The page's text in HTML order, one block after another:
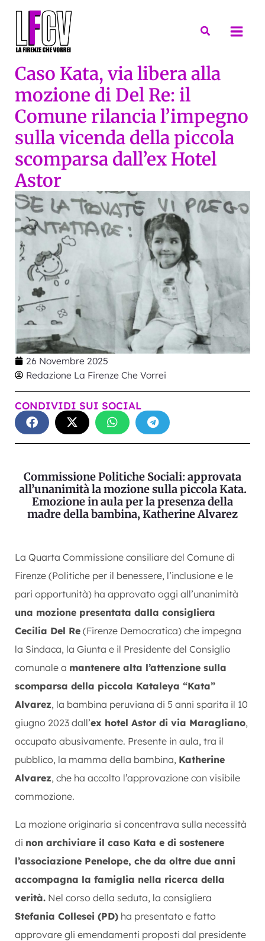
Cerca
Caso Kata, via libera alla
mozione di Del Re: il
Comune rilancia l’impegno
sulla vicenda della piccola
scomparsa dall’ex Hotel
Astor
26 Novembre 2025
Redazione La Firenze Che Vorrei
CONDIVIDI SUI SOCIAL
Commissione Politiche Sociali: approvata
all’unanimità la mozione sulla piccola Kata.
Emozione in aula per la presenza della
madre della bambina, Katherine Alvarez
La Quarta Commissione consiliare del Comune di
Firenze (Politiche per il benessere, l’inclusione e le
pari opportunità) ha approvato oggi all’unanimità
una mozione presentata dalla consigliera
Cecilia Del Re (Firenze Democratica) che impegna
la Sindaca, la Giunta e il Presidente del Consiglio
comunale a mantenere alta l’attenzione sulla
scomparsa della piccola Kataleya “Kata”
Alvarez, la bambina peruviana di 5 anni sparita il 10
giugno 2023 dall’ex hotel Astor di via Maragliano,
occupato abusivamente. Presente in aula, tra il
pubblico, la mamma della bambina, Katherine
Alvarez, che ha accolto l’approvazione con visibile
commozione.
La mozione originaria si concentrava sulla necessità
di non archiviare il caso Kata e di sostenere
l’associazione Penelope, che da oltre due anni
accompagna la famiglia nella ricerca della
verità. Nel corso della seduta, la consigliera
Stefania Collesei (PD) ha presentato e fatto
approvare gli emendamenti proposti dal presidente